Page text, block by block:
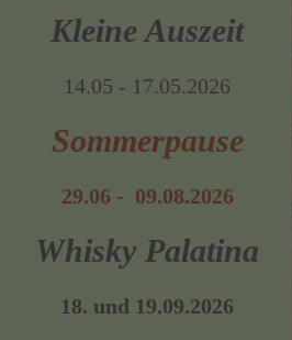
Kleine Auszeit
14.05 - 17.05.2026
Sommerpause
29.06 - 09.08.2026
Whisky Palatina
18. und 19.09.2026